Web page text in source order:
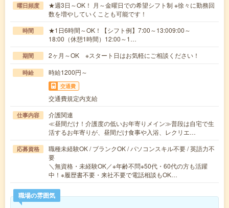
曜日頻度
★週3日～OK！ 月～金曜日での希望シフト制 ※徐々に勤務回
数を増やしていくことも可能です！
時間
★1日6時間～OK！【シフト例】7:00～13:009:00～
18:00（休憩1時間）12:00～1…
期間 2ヶ月～OK ※スタート日はお気軽にご相談ください！
時給 時給1200円～
交通費
交通費規定内支給
仕事内容
介護関連
≪昼間だけ！介護度の低いお年寄りメイン≫普段は自宅で生
活するお年寄りが、昼間だけ食事や入浴、レクリエ…
応募資格
職種未経験OK / ブランクOK / パソコンスキル不要 / 英語力不
要
＼無資格・未経験OK／※年齢不問※50代・60代の方も活躍
中！※履歴書不要・来社不要で電話相談もOK…
職場の雰囲気